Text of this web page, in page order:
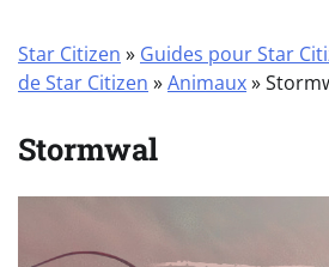
Star Citizen » Guides pour Star
de Star Citizen »Animaux»
Stormwal